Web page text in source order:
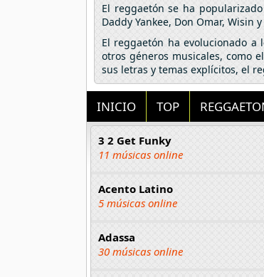
El reggaetón se ha
Daddy Yankee, Don Omar,
El reggaetón ha evolucionado
otros géneros musicales, como
sus letras y temas explícitos, el
INICIO TOP
3 2 Get Funky
11 músicas online
Acento Latino
5 músicas online
Adassa
30 músicas online